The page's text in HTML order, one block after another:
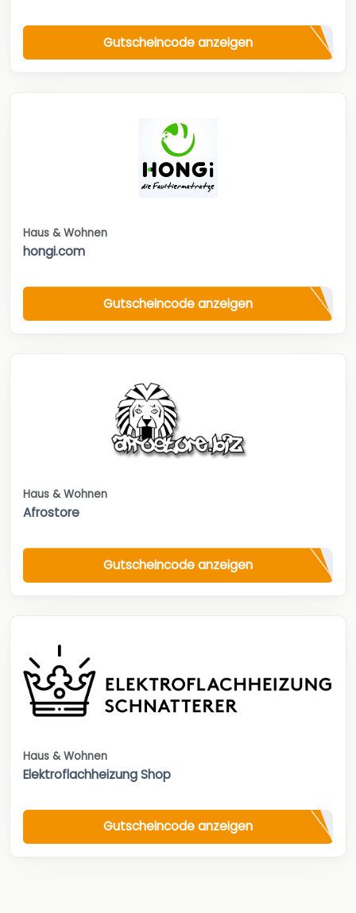
Gutscheincode anzeigen
Haus & Wohnen
hongi.com
Gutscheincode anzeigen
Haus & Wohnen
Afrostore
Gutscheincode anzeigen
Haus & Wohnen
Elektroflachheizung Shop
Gutscheincode anzeigen